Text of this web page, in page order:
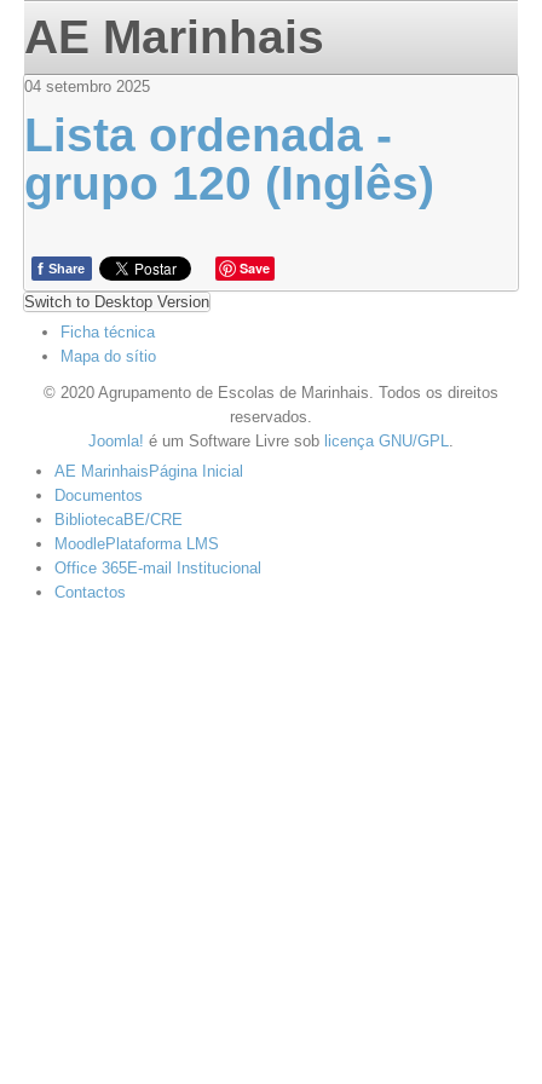
AE Marinhais
04 setembro 2025
Lista ordenada -
grupo 120 (Inglês)
f Share
Save
Switch to Desktop Version
Ficha técnica
Mapa do sítio
© 2020 Agrupamento de Escolas de Marinhais. Todos os direitos
reservados.
Joomla! é um Software Livre sob licença GNU/GPL.
AE Marinhais Página Inicial
Documentos
BibliotecaBE/CRE
MoodlePlataforma LMS
Office 365E-mail Institucional
Contactos